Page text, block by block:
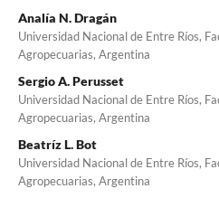
Analía N. Dragán
Universidad Nacional de Entre Ríos,
Agropecuarias, Argentina
Sergio A. Perusset
Universidad Nacional de Entre Ríos,
Agropecuarias, Argentina
Beatríz L. Bot
Universidad Nacional de Entre Ríos,
Agropecuarias, Argentina